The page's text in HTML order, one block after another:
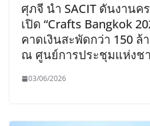
ศุภจี นำ SACIT ดันงานค
เปิด “Crafts Bangkok
คาดเงินสะพัดกว่า 150 ล้
ณ ศูนย์การประชุมแห่งช
03/06/2026